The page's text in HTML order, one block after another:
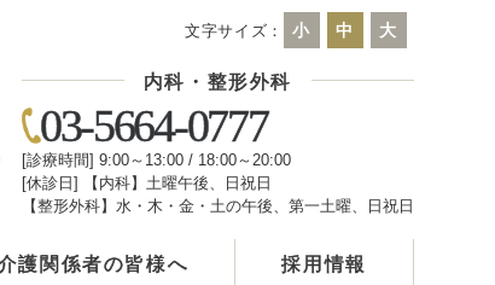
文字サイズ： 小 中 大
内科・整形外科
03-5664-0777
[診療時間] 9:00～13:00 / 18:00～20:00
[休診日] 【内科】土曜午後、日祝日
【整形外科】水・木・金・土の午後、第一土曜、日祝日
護関係者の皆様へ 採用情報